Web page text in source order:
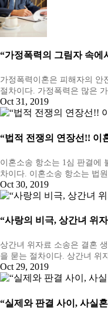
“가정폭력의 그림자 속
가정폭력이혼은 피해자의 안
절차이다. 가정폭력은 많은
Oct 31, 2019
“법적 전쟁의 연장선!! 이
이혼소송 항소는 1심 판결에
차이다. 이혼소송 항소는 법
Oct 30, 2019
“사랑의 비극, 상간녀 위
상간녀 위자료 소송은 결혼
을 묻는 절차이다. 상간녀 위
Oct 29, 2019
“실제와 판결 사이, 사실